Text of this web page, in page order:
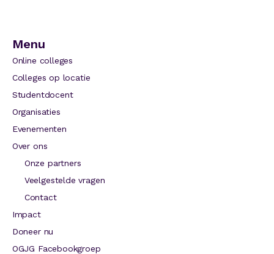
Menu
Online colleges
Colleges op locatie
Studentdocent
Organisaties
Evenementen
Over ons
Onze partners
Veelgestelde vragen
Contact
Impact
Doneer nu
OGJG Facebookgroep